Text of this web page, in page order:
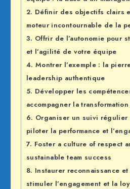
2. Définir des objectifs clairs
moteur incontournable de la
3. Offrir de l’autonomie pour
et l’agilité de votre équipe
4. Montrer l’exemple : la
leadership authentique
5. Développer les
accompagner la
6. Organiser un suivi régulier
piloter la performance et
7. Foster a culture of respect
sustainable team success
8. Instaurer reconnaissance
stimuler l’engagement et la